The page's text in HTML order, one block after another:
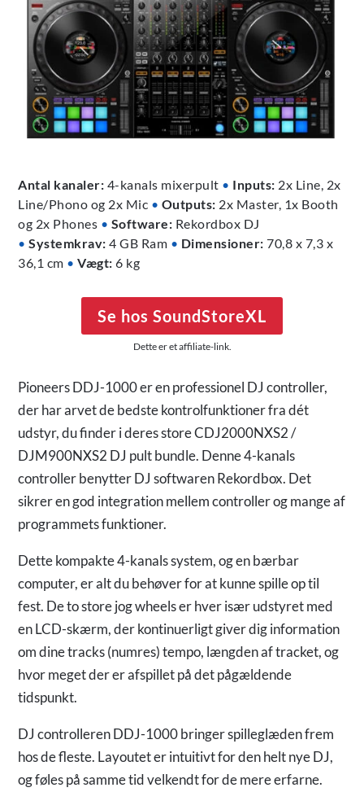
Antal kanaler: 4-kanals mixerpult • Inputs: 2x Line, 2x
Line/Phono og 2x Mic • Outputs: 2x Master, 1x Booth
og 2x Phones • Software: Rekordbox DJ
•Systemkrav: 4 GB Ram • Dimensioner: 70,8 x 7,3 x
36,1 cm •Vægt: 6 kg
Se hos SoundStoreXL
Dette er et affiliate-link.
Pioneers DDJ-1000 er en professionel DJ controller,
der har arvet de bedste kontrolfunktioner fra dét
udstyr, du finder i deres store CDJ2000NXS2 /
DJM900NXS2 DJ pult bundle. Denne 4-kanals
controller benytter DJ softwaren Rekordbox. Det
sikrer en god integration mellem controller og mange af
programmets funktioner.
Dette kompakte 4-kanals system, og en bærbar
computer, er alt du behøver for at kunne spille op til
fest. De to store jog wheels er hver især udstyret med
en LCD-skærm, der kontinuerligt giver dig information
om dine tracks (numres) tempo, længden af tracket, og
hvor meget der er afspillet på det pågældende
tidspunkt.
DJ controlleren DDJ-1000 bringer spilleglæden frem
hos de fleste. Layoutet er intuitivt for den helt nye DJ,
og føles på samme tid velkendt for de mere erfarne.